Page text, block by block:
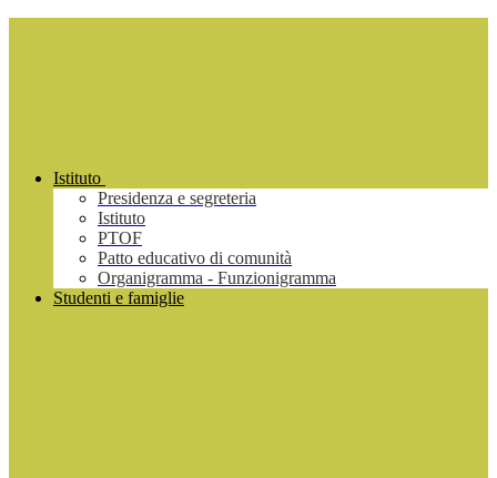
Istituto
Presidenza e segreteria
Istituto
PTOF
Patto educativo di comunità
Organigramma - Funzionigramma
Studenti e famiglie